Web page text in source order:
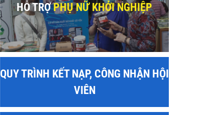
HỖ TRỢPHỤ NỮ KHỞI NGHIỆP
QUY TRÌNH KẾT NẠP, CÔNG NHẬN HỘI
VIÊN